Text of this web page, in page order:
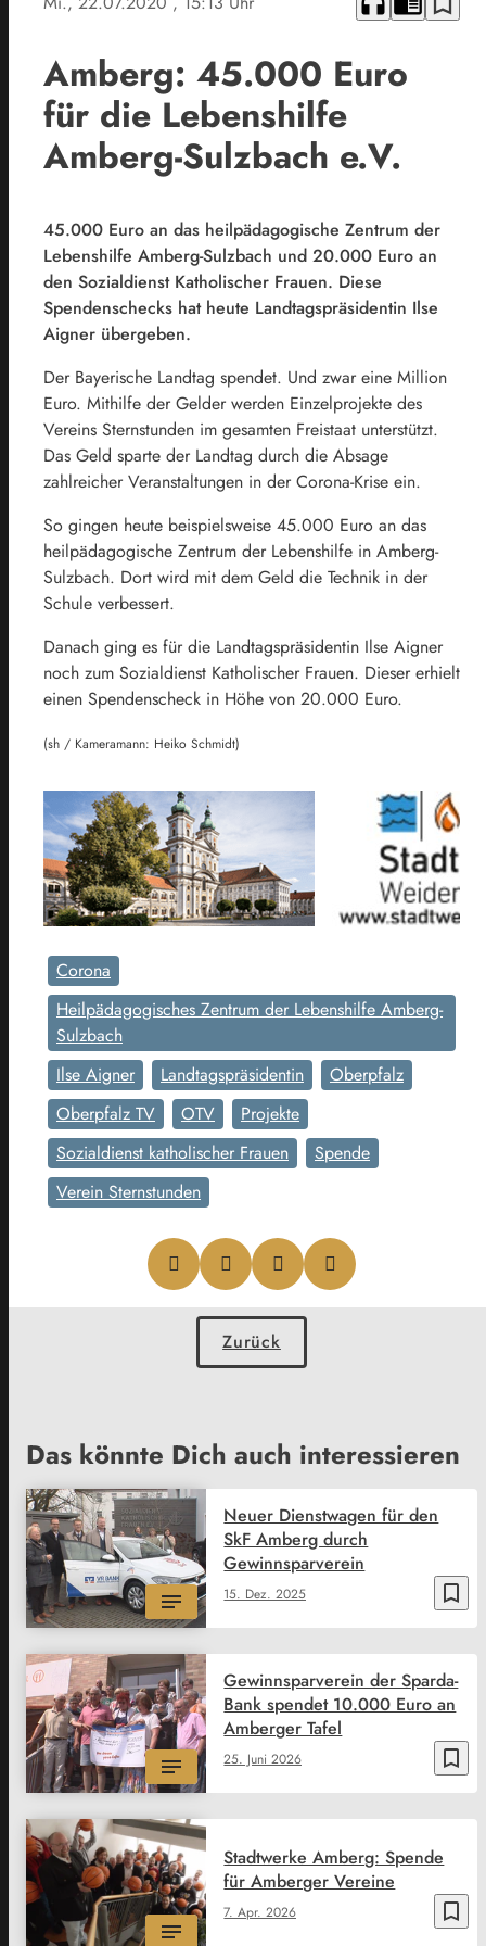
Amberg: 45.000 Euro
für die Lebenshilfe
Amberg-Sulzbach e.V.
45.000 Euro an das heilpädagogische Zentrum der
Lebenshilfe Amberg-Sulzbach und 20.000 Euro an
den Sozialdienst Katholischer Frauen. Diese
Spendenschecks hat heute Landtagspräsidentin Ilse
Aigner übergeben.
Der Bayerische Landtag spendet. Und zwar eine Million
Euro. Mithilfe der Gelder werden Einzelprojekte des
Vereins Sternstunden im gesamten Freistaat unterstützt.
Das Geld sparte der Landtag durch die Absage
zahlreicher Veranstaltungen in der Corona-Krise ein.
So gingen heute beispielsweise 45.000 Euro an das
heilpädagogische Zentrum der Lebenshilfe in Amberg-
Sulzbach. Dort wird mit dem Geld die Technik in der
Schule verbessert.
Danach ging es für die Landtagspräsidentin Ilse Aigner
noch zum Sozialdienst Katholischer Frauen. Dieser erhielt
einen Spendenscheck in Höhe von 20.000 Euro.
(sh / Kameramann: Heiko Schmidt)
Corona
Heilpädagogisches Zentrum der Lebenshilfe Amberg-
Sulzbach
Ilse Aigner
Landtagspräsidentin
Oberpfalz
Oberpfalz TV
OTV
Projekte
Sozialdienst katholischer Frauen
Spende
Verein Sternstunden
Zurück
Das könnte Dich auch interessieren
bookmark_border
15. Dez. 2025
Neuer Dienstwagen für den
SkF Amberg durch
Gewinnsparverein
bookmark_border
25. Juni 2026
Gewinnsparverein der Sparda-
Bank spendet 10.000 Euro an
Amberger Tafel
bookmark_border
7. Apr. 2026
Stadtwerke Amberg: Spende
für Amberger Vereine